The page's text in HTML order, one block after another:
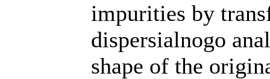
impurities by
dispersialnogo
shape of the